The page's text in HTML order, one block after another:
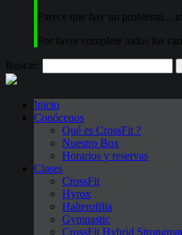
Parece que hay un problema...
Por favor complete todos los
Buscar:
Inicio
Conócenos
Qué es CrossFit ?
Nuestro Box
Horarios y reservas
Clases
CrossFit
Hyrox
Halterofilia
Gymnastic
CrossFit Hybrid